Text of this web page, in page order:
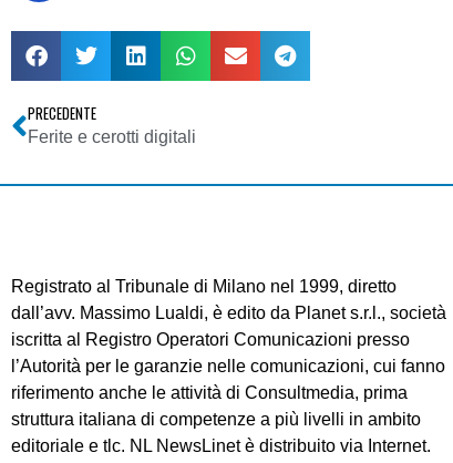
PRECEDENTE
Ferite e cerotti digitali
Registrato al Tribunale di Milano nel 1999, diretto
dall’avv. Massimo Lualdi, è edito da Planet s.r.l., società
iscritta al Registro Operatori Comunicazioni presso
l’Autorità per le garanzie nelle comunicazioni, cui fanno
riferimento anche le attività di Consultmedia, prima
struttura italiana di competenze a più livelli in ambito
editoriale e tlc. NL NewsLinet è distribuito via Internet.